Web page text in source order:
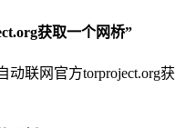
获取一个网桥”
动联网官方torproject.org获